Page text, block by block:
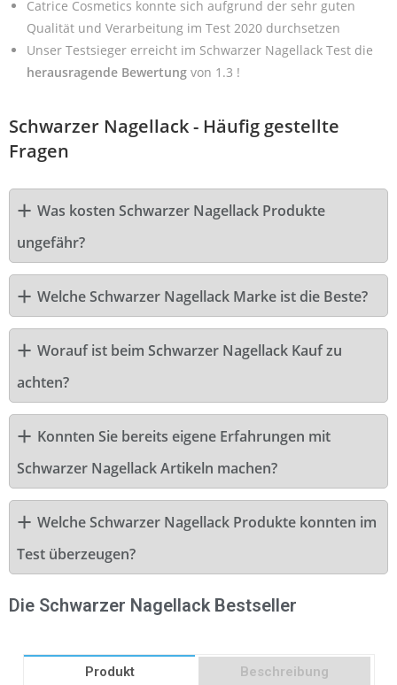
Catrice Cosmetics konnte sich aufgrund der sehr guten
Qualität und Verarbeitung im Test 2020 durchsetzen
Unser Testsieger erreicht im Schwarzer Nagellack Test die
herausragende Bewertung von 1.3 !
Schwarzer Nagellack - Häufig gestellte
Fragen
Was kosten Schwarzer Nagellack Produkte
ungefähr?
Welche Schwarzer Nagellack Marke ist die Beste?
Worauf ist beim Schwarzer Nagellack Kauf zu
achten?
Konnten Sie bereits eigene Erfahrungen mit
Schwarzer Nagellack Artikeln machen?
Welche Schwarzer Nagellack Produkte konnten im
Test überzeugen?
Die Schwarzer Nagellack Bestseller
Produkt Beschreibung